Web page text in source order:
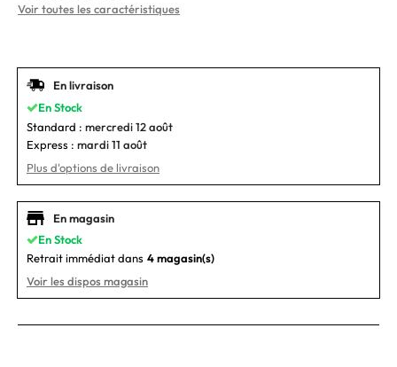
Voir toutes les caractéristiques
En livraison
En Stock
Standard : mercredi 12 août
Express : mardi 11 août
Plus d'options de livraison
En magasin
En Stock
Retrait immédiat dans 4 magasin(s)
Voir les dispos magasin